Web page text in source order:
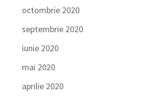
octombrie 2020
septembrie 2020
iunie 2020
mai 2020
aprilie 2020